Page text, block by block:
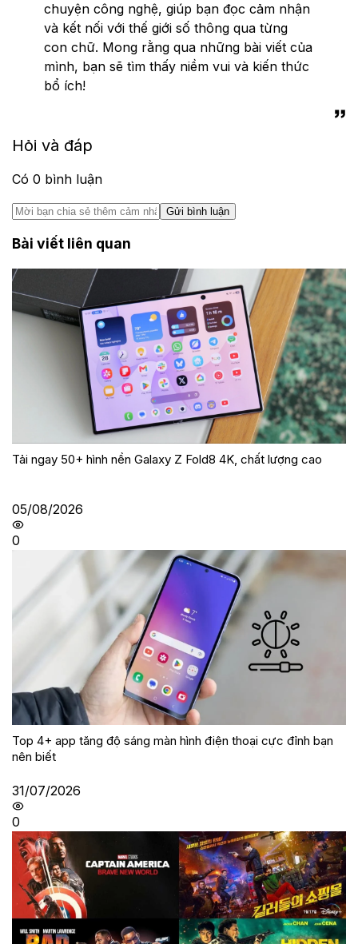
chuyện công nghệ, giúp bạn đọc cảm nhận
và kết nối với thế giới số thông qua từng
con chữ. Mong rằng qua những bài viết của
mình, bạn sẽ tìm thấy niềm vui và kiến thức
bổ ích!
Hỏi và đáp
Có 0 bình luận
Gửi bình luận
Bài viết liên quan
Tải ngay 50+ hình nền Galaxy Z Fold8 4K, chất lượng cao
05/08/2026
0
Top 4+ app tăng độ sáng màn hình điện thoại cực đỉnh bạn
nên biết
31/07/2026
0